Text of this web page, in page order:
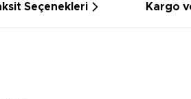
Seçenekleri Kargo